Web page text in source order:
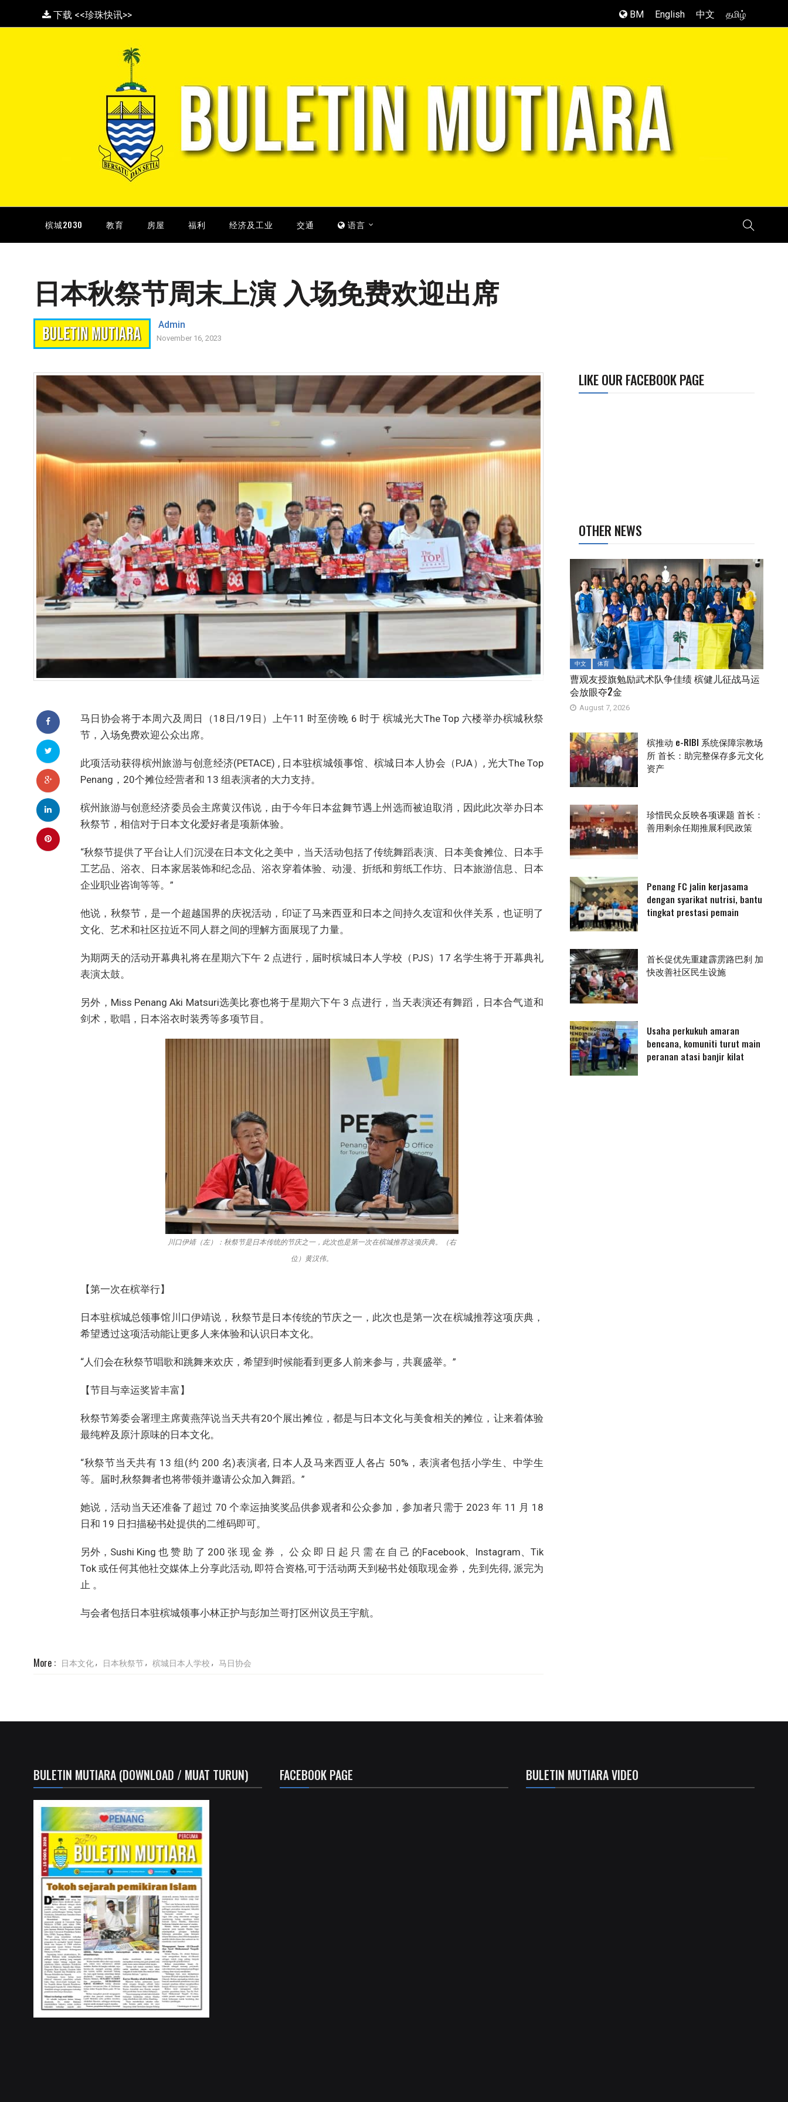
下载 <<珍珠快讯>> BM English 中文 தமிழ்
槟城2030 教育 房屋 福利 经济及工业 交通 语言
日本秋祭节周末上演 入场免费欢迎出席
Admin
November 16, 2023
马日协会将于本周六及周日（18日/19日）上午11 时至傍晚 6 时于 槟城光大The Top 六楼举办槟城秋祭
节，入场免费欢迎公众出席。
此项活动获得槟州旅游与创意经济(PETACE) , 日本驻槟城领事馆、槟城日本人协会（PJA）, 光大The Top
Penang，20个摊位经营者和 13 组表演者的大力支持。
槟州旅游与创意经济委员会主席黄汉伟说，由于今年日本盆舞节遇上州选而被迫取消，因此此次举办日本
秋祭节，相信对于日本文化爱好者是项新体验。
“秋祭节提供了平台让人们沉浸在日本文化之美中，当天活动包括了传统舞蹈表演、日本美食摊位、日本手
工艺品、浴衣、日本家居装饰和纪念品、浴衣穿着体验、动漫、折纸和剪纸工作坊、日本旅游信息、日本
企业职业咨询等等。”
他说，秋祭节，是一个超越国界的庆祝活动，印证了马来西亚和日本之间持久友谊和伙伴关系，也证明了
文化、艺术和社区拉近不同人群之间的理解方面展现了力量。
为期两天的活动开幕典礼将在星期六下午 2 点进行，届时槟城日本人学校（PJS）17 名学生将于开幕典礼
表演太鼓。
另外，Miss Penang Aki Matsuri选美比赛也将于星期六下午 3 点进行，当天表演还有舞蹈，日本合气道和
剑术，歌唱，日本浴衣时装秀等多项节目。
川口伊靖（左）：秋祭节是日本传统的节庆之一，此次也是第一次在槟城推荐这项庆典。（右
位）黄汉伟。
【第一次在槟举行】
日本驻槟城总领事馆川口伊靖说，秋祭节是日本传统的节庆之一，此次也是第一次在槟城推荐这项庆典，
希望透过这项活动能让更多人来体验和认识日本文化。
“人们会在秋祭节唱歌和跳舞来欢庆，希望到时候能看到更多人前来参与，共襄盛举。”
【节目与幸运奖皆丰富】
秋祭节筹委会署理主席黄燕萍说当天共有20个展出摊位，都是与日本文化与美食相关的摊位，让来着体验
最纯粹及原汁原味的日本文化。
“秋祭节当天共有 13 组(约 200 名)表演者, 日本人及马来西亚人各占 50%，表演者包括小学生、中学生
等。届时,秋祭舞者也将带领并邀请公众加入舞蹈。”
她说，活动当天还准备了超过 70 个幸运抽奖奖品供参观者和公众参加，参加者只需于 2023 年 11 月 18
日和 19 日扫描秘书处提供的二维码即可。
另外，Sushi King 也 赞 助 了 200 张 现 金 券 ， 公 众 即 日 起 只 需 在 自 己 的Facebook、Instagram、Tik
Tok 或任何其他社交媒体上分享此活动, 即符合资格,可于活动两天到秘书处领取现金券，先到先得, 派完为
止 。
与会者包括日本驻槟城领事小林正护与彭加兰哥打区州议员王宇航。
More : 日本文化, 日本秋祭节, 槟城日本人学校 , 马日协会
LIKE OUR FACEBOOK PAGE
OTHER NEWS
中文 体育
曹观友授旗勉励武术队争佳绩 槟健儿征战马运
会放眼夺2金
August 7, 2026
槟推动 e-RIBI 系统保障宗教场
所 首长：助完整保存多元文化
资产
珍惜民众反映各项课题 首长：
善用剩余任期推展利民政策
Penang FC jalin kerjasama
dengan syarikat nutrisi, bantu
tingkat prestasi pemain
首长促优先重建霹雳路巴刹 加
快改善社区民生设施
Usaha perkukuh amaran
bencana, komuniti turut main
peranan atasi banjir kilat
BULETIN MUTIARA (DOWNLOAD / MUAT TURUN) FACEBOOK PAGE BULETIN MUTIARA VIDEO